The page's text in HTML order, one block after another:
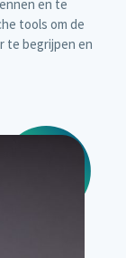
en te
tools om de
te begrijpen en